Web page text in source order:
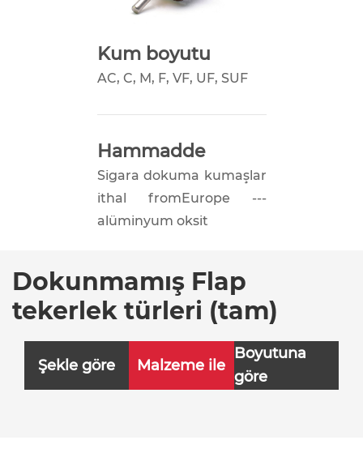
Kum boyutu
AC, C, M, F, VF, UF, SUF
Hammadde
Sigara dokuma kumaşlar
ithal fromEurope ---
alüminyum oksit
Dokunmamış Flap
tekerlek türleri (tam)
Şekle göre Malzeme ile
Boyutuna
göre